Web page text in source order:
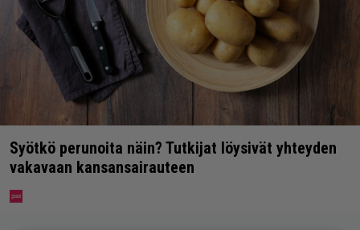
Syötkö perunoita näin? Tutkijat löysivät yhteyden
vakavaan kansansairauteen